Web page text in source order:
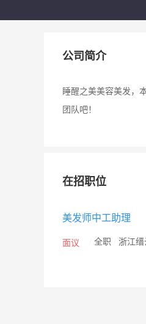
公司简介
睡醒之美美容美发，
团队吧！
在招职位
美发师中工助理
面议 全职 浙江缙